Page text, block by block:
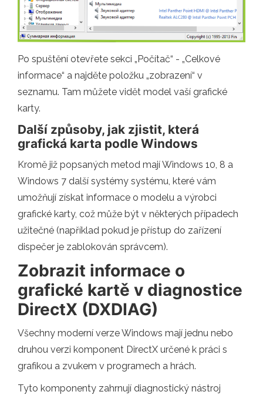
Po spuštění otevřete sekci „Počítač“ - „Celkové
informace“ a najděte položku „zobrazení“ v
seznamu. Tam můžete vidět model vaší grafické
karty.
Další způsoby, jak zjistit, která
grafická karta podle Windows
Kromě již popsaných metod mají Windows 10, 8 a
Windows 7 další systémy systému, které vám
umožňují získat informace o modelu a výrobci
grafické karty, což může být v některých případech
užitečné (například pokud je přístup do zařízení
dispečer je zablokován správcem).
Zobrazit informace o
grafické kartě v diagnostice
DirectX (DXDIAG)
Všechny moderní verze Windows mají jednu nebo
druhou verzi komponent DirectX určené k práci s
grafikou a zvukem v programech a hrách.
Tyto komponenty zahrnují diagnostický nástroj